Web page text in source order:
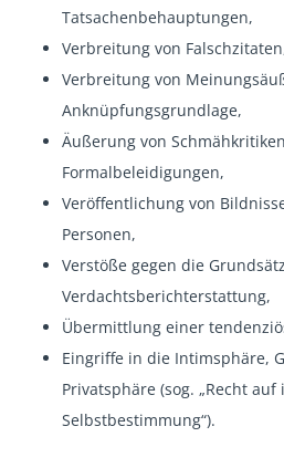
Tatsachenbehauptungen,
Verbreitung von
Verbreitung von
Anknüpfungsgrundlage,
Äußerung von
Formalbeleidigungen,
Veröffentlichung von
Personen,
Verstöße gegen die
Verdachtsberichterstattung,
Übermittlung einer
Eingriffe in die Intimsphäre,
Privatsphäre (sog. „Recht
Selbstbestimmung“).